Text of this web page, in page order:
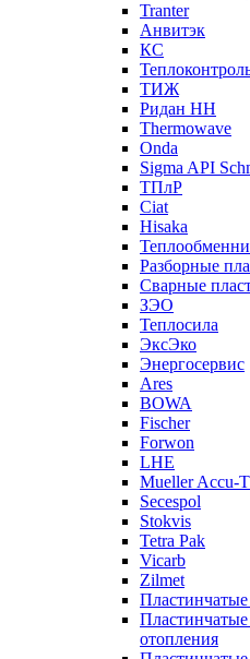
Tranter
Анвитэк
КС
ТИЖ
Ридан НН
Thermowave
Onda
Sigma API
ТПлР
Ciat
Hisaka
Разборные
Сварные
ЗЭО
Теплосила
ЭксЭко
Энергосервис
Ares
BOWA
Fischer
Forwon
LHE
Mueller Accu-
Secespol
Stokvis
Tetra Pak
Vicarb
Zilmet
отопления